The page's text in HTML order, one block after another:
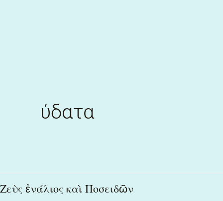
ύδατα
Ζεὺς ἐνάλιος καὶ Ποσειδῶν
Ζεὺς